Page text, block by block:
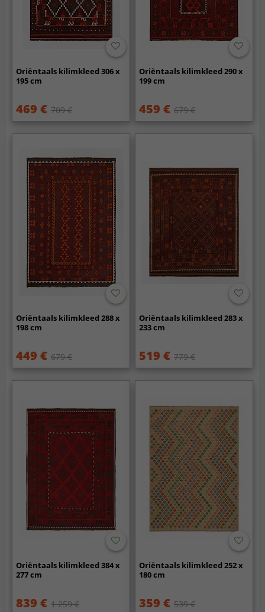
Oriëntaals kilimkleed 306 x
195 cm
469 € 709 €
Oriëntaals kilimkleed 290 x
199 cm
459 € 679 €
Oriëntaals kilimkleed 288 x
198 cm
449 € 679 €
Oriëntaals kilimkleed 283 x
233 cm
519 € 779 €
Oriëntaals kilimkleed 384 x
277 cm
839 € 1 259 €
Oriëntaals kilimkleed 252 x
180 cm
359 € 539 €